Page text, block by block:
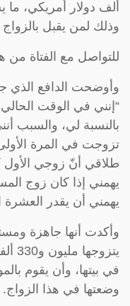
وذلك لمن يقبل
للتواصل مع الفتاة من
وأوضحت الدافع الذي
“إنني في الوقت
بالنسبة لي، والسبب
تزوجت في المرة
طلاقي أنّ زوجي الأول
يهمني إذا كان زوج
يهمني أن يقدر العشرة
وأكدت أنها جاهزة
في بيتها، وأن يقوم
وضعتها في هذا الزواج.